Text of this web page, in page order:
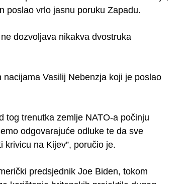
poslao vrlo jasnu poruku Zapadu.
dozvoljava nikakva dvostruka
Vasilij Nebenzja koji je poslao
tog trenutka zemlje NATO-a počinju
odgovarajuće odluke te da sve
na Kijev”, poručio je.
predsjednik Joe Biden, tokom